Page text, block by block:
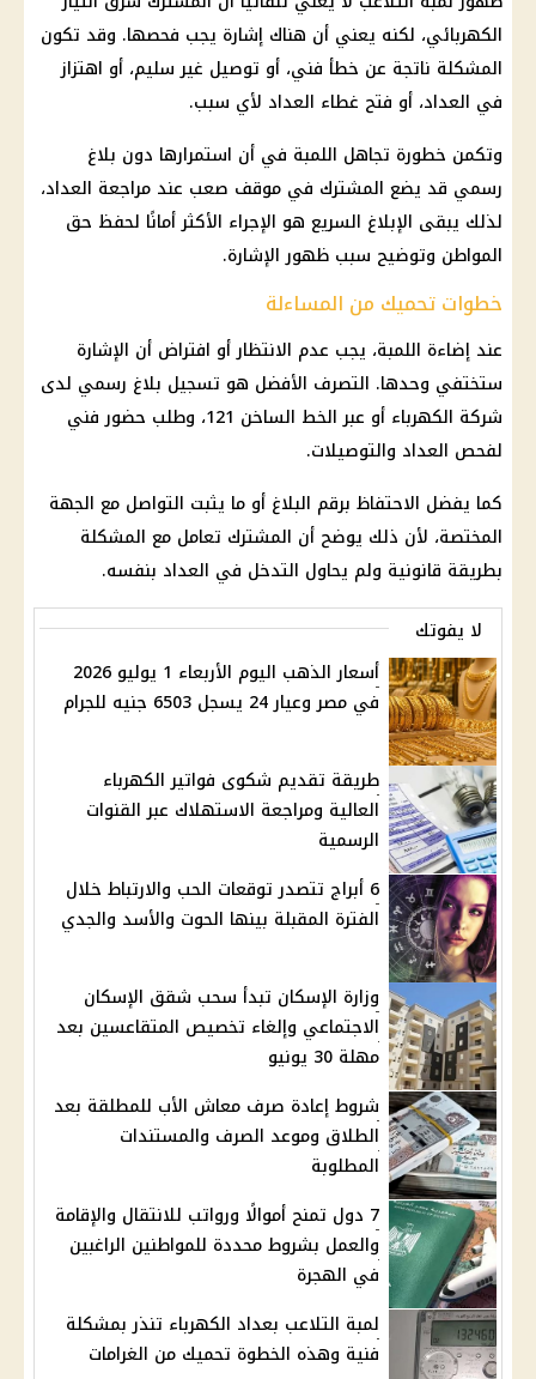
الكهربائي، لكنه يعني أن هناك إشارة يجب فحصها. وقد تكون
المشكلة ناتجة عن خطأ فني، أو توصيل غير سليم، أو اهتزاز
في العداد، أو فتح غطاء العداد لأي سبب.
وتكمن خطورة تجاهل اللمبة في أن استمرارها دون بلاغ
رسمي قد يضع المشترك في موقف صعب عند مراجعة العداد،
لذلك يبقى الإبلاغ السريع هو الإجراء الأكثر أمانًا لحفظ حق
المواطن وتوضيح سبب ظهور الإشارة.
خطوات تحميك من المساءلة
عند إضاءة اللمبة، يجب عدم الانتظار أو افتراض أن الإشارة
ستختفي وحدها. التصرف الأفضل هو تسجيل بلاغ رسمي لدى
شركة الكهرباء
أو عبر الخط الساخن 121، وطلب حضور فني
لفحص العداد والتوصيلات.
كما يفضل الاحتفاظ برقم البلاغ أو ما يثبت التواصل مع الجهة
المختصة، لأن ذلك يوضح أن المشترك تعامل مع المشكلة
بطريقة قانونية ولم يحاول التدخل في العداد بنفسه.
لا يفوتك
أسعار الذهب اليوم الأربعاء 1 يوليو 2026
في مصر وعيار 24 يسجل 6503 جنيه للجرام
طريقة تقديم شكوى فواتير الكهرباء
العالية ومراجعة الاستهلاك عبر القنوات
الرسمية
6 أبراج تتصدر توقعات الحب والارتباط خلال
الفترة المقبلة بينها الحوت والأسد والجدي
وزارة الإسكان تبدأ سحب شقق الإسكان
الاجتماعي وإلغاء تخصيص المتقاعسين بعد
مهلة 30 يونيو
شروط إعادة صرف معاش الأب للمطلقة بعد
الطلاق وموعد الصرف والمستندات
المطلوبة
7 دول تمنح أموالًا ورواتب للانتقال والإقامة
والعمل بشروط محددة للمواطنين الراغبين
في الهجرة
لمبة التلاعب بعداد الكهرباء تنذر بمشكلة
فنية وهذه الخطوة تحميك من الغرامات